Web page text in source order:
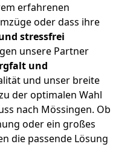
erfahrenen
oder dass ihre
stressfrei
unsere Partner
und
und unser breite
der optimalen Wahl
nach Mössingen. Ob
oder ein großes
die passende Lösung